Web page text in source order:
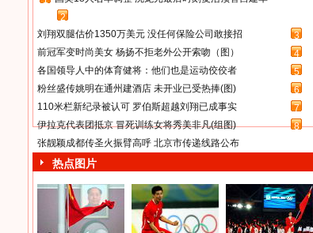
2
刘翔双腿估价1350万美元 没任何保险公司敢接招
3
前冠军变时尚美女 杨扬不拒老外公开索吻（图）
4
各国领导人中的体育健将：他们也是运动佼佼者
5
粉丝盛传姚明在通州建酒店 未开业已受热捧(图)
6
110米栏新纪录被认可 罗伯斯超越刘翔已成事实
7
伊拉克代表团抵京 冒死训练女将秀美非凡(组图)
8
张靓颖成都传圣火振臂高呼 北京市传递线路公布
热点图片